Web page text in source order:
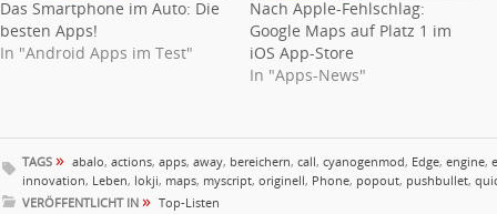
Das Smartphone im Auto: Die
besten Apps!
In "Android Apps im Test"
Nach Apple-Fehlschlag:
Google Maps auf Platz 1 im
iOS App-Store
In "Apps-News"
TAGS » abalo, actions, apps, away, bereichern, call, cyanogenmod, Edge, engine,
innovation, Leben, lokji, maps, myscript, originell, Phone, popout, pushbullet,
VERÖFFENTLICHT IN » Top-Listen